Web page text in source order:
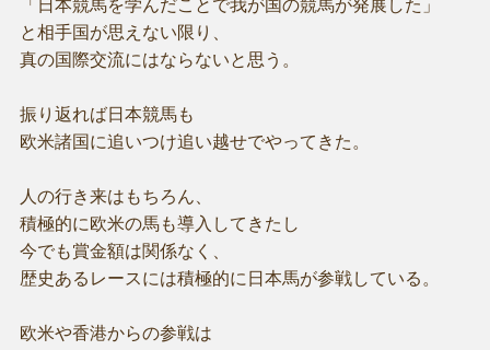
「日本競馬を学んだことで我が国の競馬が発展した」
と相手国が思えない限り、
真の国際交流にはならないと思う。
振り返れば日本競馬も
欧米諸国に追いつけ追い越せでやってきた。
人の行き来はもちろん、
積極的に欧米の馬も導入してきたし
今でも賞金額は関係なく、
歴史あるレースには積極的に日本馬が参戦している。
欧米や香港からの参戦は